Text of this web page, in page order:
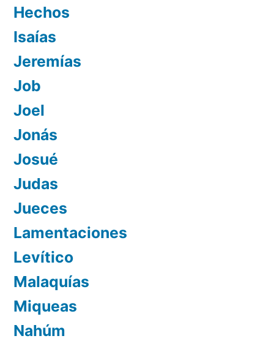
Hechos
Isaías
Jeremías
Job
Joel
Jonás
Josué
Judas
Jueces
Lamentaciones
Levítico
Malaquías
Miqueas
Nahúm